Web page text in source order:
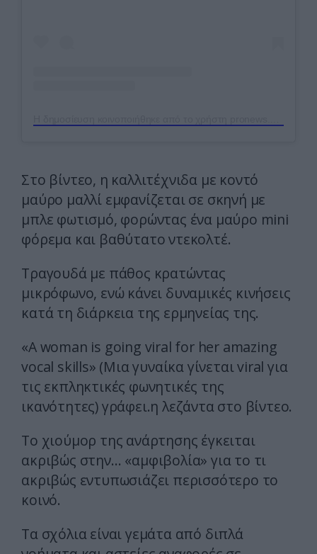
Στο βίντεο, η καλλιτέχνιδα με κοντό
μαύρο μαλλί εμφανίζεται σε σκηνή με
μπλε φωτισμό, φορώντας ένα μαύρο mini
φόρεμα και βαθύτατο ντεκολτέ.
Τραγουδά με πάθος κρατώντας
μικρόφωνο, ενώ κάνει δυναμικές κινήσεις
κατά τη διάρκεια της ερμηνείας της.
«A woman is going viral for her amazing
vocal skills» (Μια γυναίκα γίνεται viral για
τις εκπληκτικές φωνητικές της
ικανότητες) γράφει.η λεζάντα στο βίντεο.
Το χιούμορ της ανάρτησης έγκειται
ακριβώς στην… «αμφιβολία» για το τι
ακριβώς εντυπωσιάζει περισσότερο το
κοινό.
Τα σχόλια είναι γεμάτα από διπλά